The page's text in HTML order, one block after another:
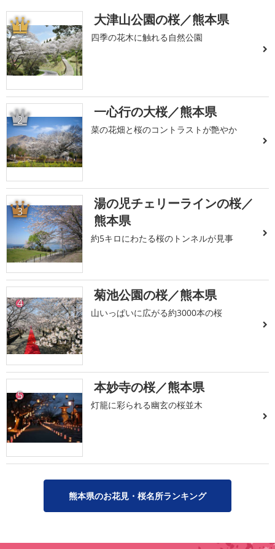
1 大津山公園の桜／熊本県
四季の花木に触れる自然公園
2 一心行の大桜／熊本県
菜の花畑と桜のコントラストが艶やか
3
湯の児チェリーラインの桜／
熊本県
約5キロにわたる桜のトンネルが見事
4 菊池公園の桜／熊本県
山いっぱいに広がる約3000本の桜
5 本妙寺の桜／熊本県
灯籠に彩られる幽玄の桜並木
熊本県のお花見・桜名所ランキング